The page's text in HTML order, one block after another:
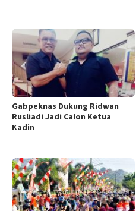
Gabpeknas Dukung Ridwan
Rusliadi Jadi Calon Ketua
Kadin